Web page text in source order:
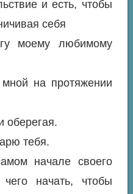
и есть, чтобы
себя
моему любимому
на протяжении
оберегая.
тебя.
начале своего
начать, чтобы